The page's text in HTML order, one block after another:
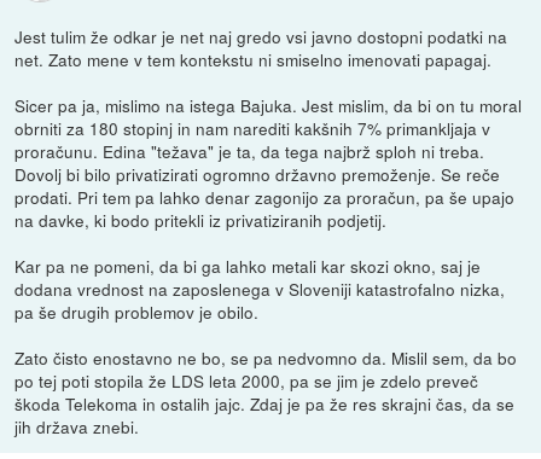
Jest tulim že odkar je net naj gredo vsi javno dostopni podatki na
net. Zato mene v tem kontekstu ni smiselno imenovati papagaj.
Sicer pa ja, mislimo na istega Bajuka. Jest mislim, da bi on tu moral
obrniti za 180 stopinj in nam narediti kakšnih 7% primankljaja v
proračunu. Edina "težava" je ta, da tega najbrž sploh ni treba.
Dovolj bi bilo privatizirati ogromno državno premoženje. Se reče
prodati. Pri tem pa lahko denar zagonijo za proračun, pa še upajo
na davke, ki bodo pritekli iz privatiziranih podjetij.
Kar pa ne pomeni, da bi ga lahko metali kar skozi okno, saj je
dodana vrednost na zaposlenega v Sloveniji katastrofalno nizka,
pa še drugih problemov je obilo.
Zato čisto enostavno ne bo, se pa nedvomno da. Mislil sem, da bo
po tej poti stopila že LDS leta 2000, pa se jim je zdelo preveč
škoda Telekoma in ostalih jajc. Zdaj je pa že res skrajni čas, da se
jih država znebi.